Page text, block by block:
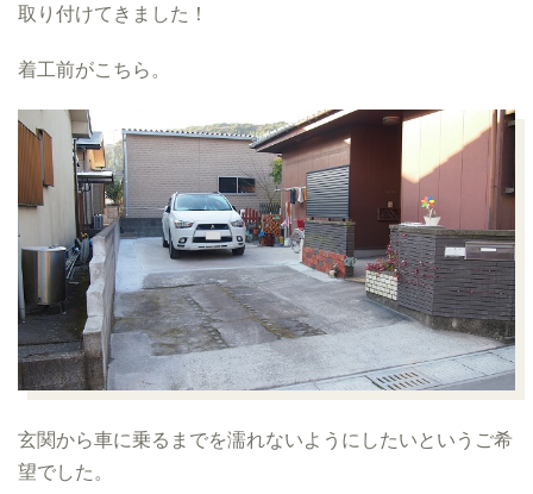
取り付けてきました！
着工前がこちら。
玄関から車に乗るまでを濡れないようにしたいというご希
望でした。